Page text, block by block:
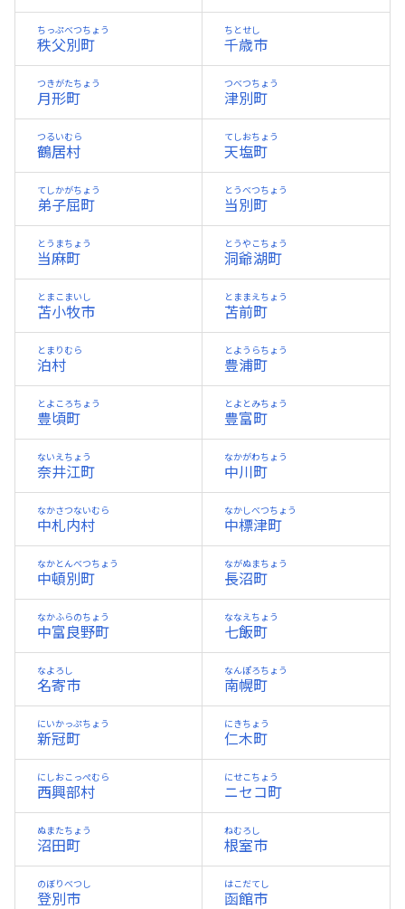
秩父別町
ちっぷべつちょう
千歳市
ちとせし
月形町
つきがたちょう
津別町
つべつちょう
鶴居村
つるいむら
天塩町
てしおちょう
弟子屈町
てしかがちょう
当別町
とうべつちょう
当麻町
とうまちょう
洞爺湖町
とうやこちょう
苫小牧市
とまこまいし
苫前町
とままえちょう
泊村
とまりむら
豊浦町
とようらちょう
豊頃町
とよころちょう
豊富町
とよとみちょう
奈井江町
ないえちょう
中川町
なかがわちょう
中札内村
なかさつないむら
中標津町
なかしべつちょう
中頓別町
なかとんべつちょう
長沼町
ながぬまちょう
中富良野町
なかふらのちょう
七飯町
ななえちょう
名寄市
なよろし
南幌町
なんぽろちょう
新冠町
にいかっぷちょう
仁木町
にきちょう
西興部村
にしおこっぺむら
ニセコ町
にせこちょう
沼田町
ぬまたちょう
根室市
ねむろし
登別市
のぼりべつし
函館市
はこだてし